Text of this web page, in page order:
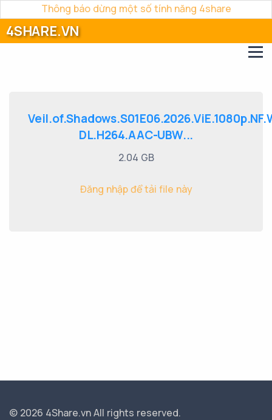
Thông báo dừng một số tính năng 4share
4SHARE.VN
DL.H264.AAC-UBW...
2.04 GB
Đăng nhập để tải file này
© 2026 4Share.vnAll rights reserved.